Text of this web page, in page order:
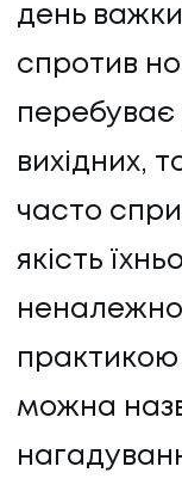
день
спротив
перебуває
вихідних,
часто
якість
практикою
можна